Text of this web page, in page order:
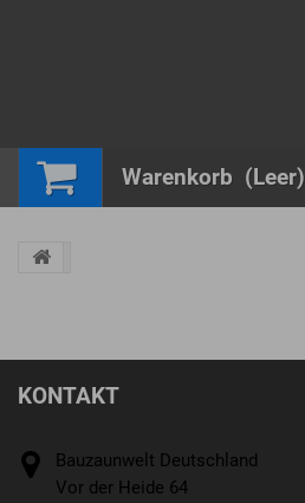
Warenkorb (Leer)
KONTAKT
Bauzaunwelt Deutschland
Vor der Heide 64